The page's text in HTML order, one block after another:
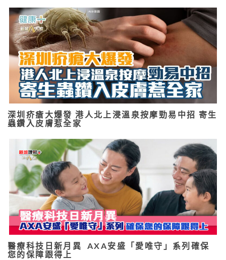
深圳疥瘡大爆發 港人北上浸溫泉按摩勁易中招 寄生
蟲鑽入皮膚惹全家
醫療科技日新月異 AXA安盛「愛唯守」系列確保
您的保障跟得上